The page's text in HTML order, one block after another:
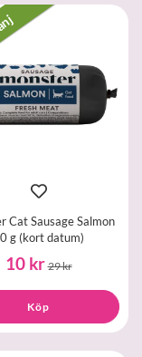
Cat Sausage Salmon
g (kort datum)
10 kr 29 kr
Köp